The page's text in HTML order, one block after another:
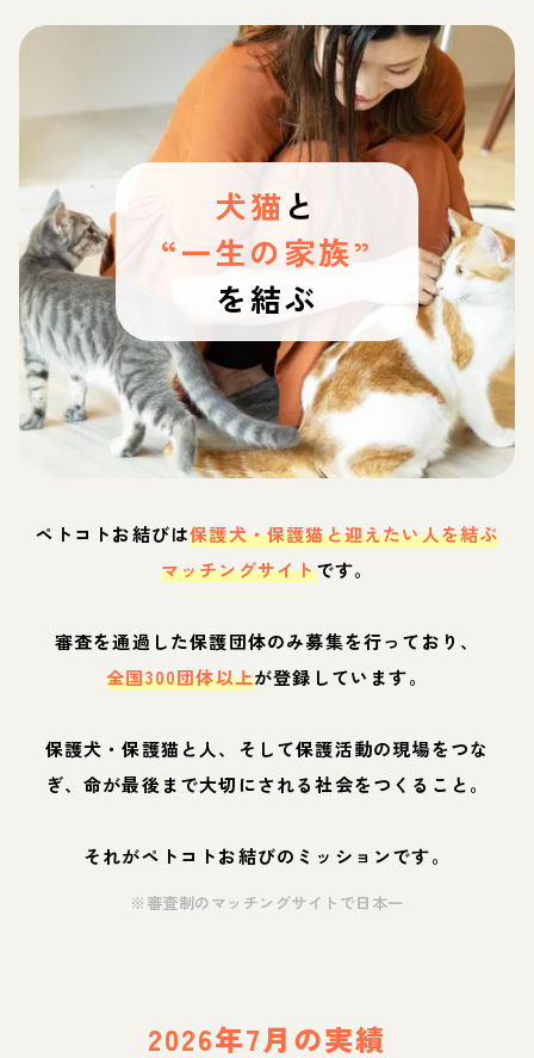
犬猫 と
“一生の家族”
を結ぶ
ペトコトお結びは保護犬・保護猫と迎えたい人を結ぶ
マッチングサイトです。
審査を通過した保護団体のみ募集を行っており、
全国300団体以上が登録しています。
保護犬・保護猫と人、そして保護活動の現場をつな
ぎ、命が最後まで大切にされる社会をつくること。
それがペトコトお結びのミッションです。
※審査制のマッチングサイトで日本一
2026年7月の実績